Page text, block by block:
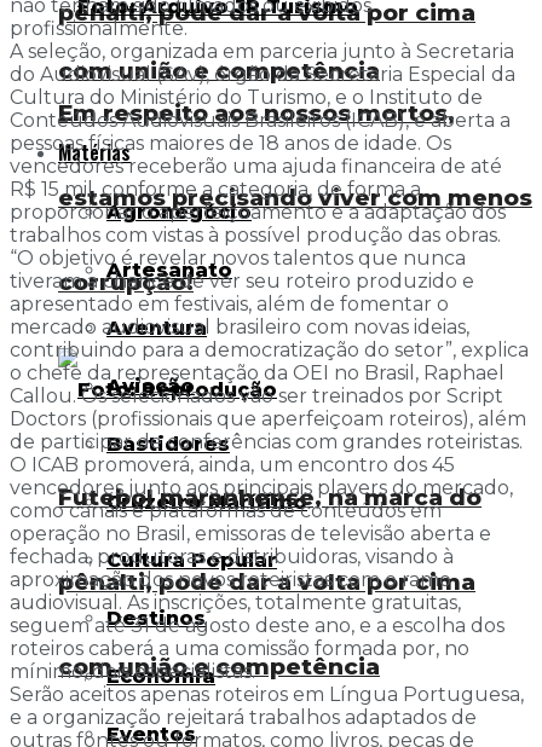
pênalti, pode dar a volta por cima
com união e competência
Matérias
Agronegócio
Artesanato
Aventura
Aviação
Bastidores
Cruzeiro Marítimo
Cultura Popular
Destinos
Economia
Eventos
Em respeito aos nossos mortos,
estamos precisando viver com menos
corrupção!
Futebol maranhense, na marca do
pênalti, pode dar a volta por cima
com união e competência
não tenham sido filmados ou exibidos
profissionalmente.
A seleção, organizada em parceria junto à Secretaria
do Audiovisual (SAv), órgão da Secretaria Especial da
Cultura do Ministério do Turismo, e o Instituto de
Conteúdos Audiovisuais Brasileiros (ICAB), é aberta a
pessoas físicas maiores de 18 anos de idade. Os
vencedores receberão uma ajuda financeira de até
R$ 15 mil, conforme a categoria, de forma a
proporcionar o aperfeiçoamento e a adaptação dos
trabalhos com vistas à possível produção das obras.
“O objetivo é revelar novos talentos que nunca
tiveram a chance de ver seu roteiro produzido e
apresentado em festivais, além de fomentar o
mercado audiovisual brasileiro com novas ideias,
contribuindo para a democratização do setor”, explica
o chefe da representação da OEI no Brasil, Raphael
Callou. Os selecionados vão ser treinados por Script
Doctors (profissionais que aperfeiçoam roteiros), além
de participar de conferências com grandes roteiristas.
O ICAB promoverá, ainda, um encontro dos 45
vencedores junto aos principais players do mercado,
como canais e plataformas de conteúdos em
operação no Brasil, emissoras de televisão aberta e
fechada, produtoras e distribuidoras, visando à
aproximação dos novos roteiristas com o ramo
audiovisual. As inscrições, totalmente gratuitas,
seguem até 31 de agosto deste ano, e a escolha dos
roteiros caberá a uma comissão formada por, no
mínimo, dois especialistas.
Serão aceitos apenas roteiros em Língua Portuguesa,
e a organização rejeitará trabalhos adaptados de
outras fontes ou formatos, como livros, peças de